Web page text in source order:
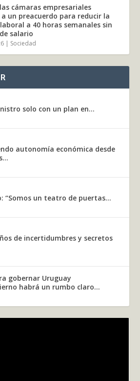
cámaras empresariales
un preacuerdo para reducir la
a 40 horas semanales sin
salario
| Sociedad
solo con un plan en...
autonomía económica desde
“Somos un teatro de puertas...
de incertidumbres y secretos
habrá un rumbo claro...